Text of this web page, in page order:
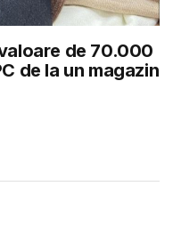
de 70.000
de la un magazin